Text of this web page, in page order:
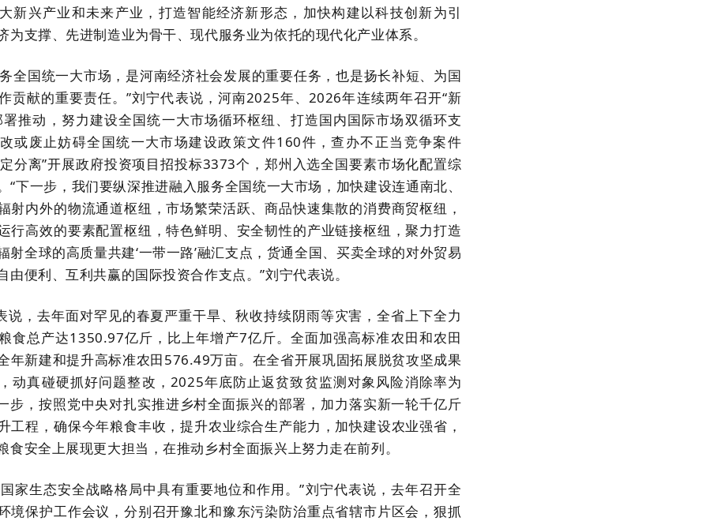
新兴产业和未来产业，打造智能经济新形态，加快构建以科技创新为引
为支撑、先进制造业为骨干、现代服务业为依托的现代化产业体系。
全国统一大市场，是河南经济社会发展的重要任务，也是扬长补短、为国
贡献的重要责任。”刘宁代表说，河南2025年、2026年连续两年召开“新
署推动，努力建设全国统一大市场循环枢纽、打造国内国际市场双循环支
或废止妨碍全国统一大市场建设政策文件160件，查办不正当竞争案件
分离”开展政府投资项目招投标3373个，郑州入选全国要素市场化配置综
“下一步，我们要纵深推进融入服务全国统一大市场，加快建设连通南北、
射内外的物流通道枢纽，市场繁荣活跃、商品快速集散的消费商贸枢纽，
行高效的要素配置枢纽，特色鲜明、安全韧性的产业链接枢纽，聚力打造
射全球的高质量共建‘一带一路’融汇支点，货通全国、买卖全球的对外贸易
由便利、互利共赢的国际投资合作支点。”刘宁代表说。
说，去年面对罕见的春夏严重干旱、秋收持续阴雨等灾害，全省上下全力
食总产达1350.97亿斤，比上年增产7亿斤。全面加强高标准农田和农田
年新建和提升高标准农田576.49万亩。在全省开展巩固拓展脱贫攻坚成果
动真碰硬抓好问题整改，2025年底防止返贫致贫监测对象风险消除率为
步，按照党中央对扎实推进乡村全面振兴的部署，加力落实新一轮千亿斤
工程，确保今年粮食丰收，提升农业综合生产能力，加快建设农业强省，
食安全上展现更大担当，在推动乡村全面振兴上努力走在前列。
家生态安全战略格局中具有重要地位和作用。”刘宁代表说，去年召开全
境保护工作会议，分别召开豫北和豫东污染防治重点省辖市片区会，狠抓